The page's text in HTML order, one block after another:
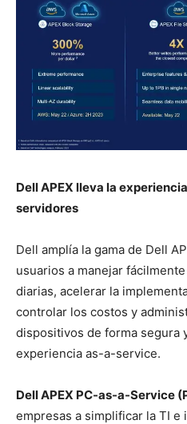
Dell APEX lleva la
servidores
Dell amplía la gama de Dell
usuarios a manejar
diarias, acelerar la
controlar los costos y
dispositivos de forma segura
experiencia as-a-service.
Dell APEX PC-as-a-Service
empresas a simplificar la TI